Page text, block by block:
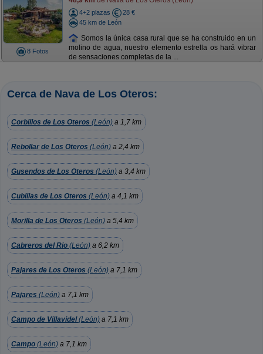
8 Fotos
4+2 plazas
28 €
45 km de León
Somos la única casa rural que se ha construido en un
molino de agua, nuestro elemento estrella os hará vibrar
de sensaciones completas de la ...
Cerca de Nava de Los Oteros:
Corbillos de Los Oteros (León) a 1,7 km
Rebollar de Los Oteros (León) a 2,4 km
Gusendos de Los Oteros (León) a 3,4 km
Cubillas de Los Oteros (León) a 4,1 km
Morilla de Los Oteros (León) a 5,4 km
Cabreros del Rio (León) a 6,2 km
Pajares de Los Oteros (León) a 7,1 km
Pajares (León) a 7,1 km
Campo de Villavidel(León) a 7,1 km
Campo (León) a 7,1 km